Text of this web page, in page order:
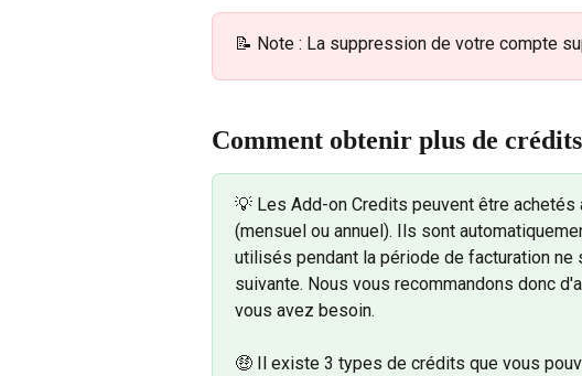
📝 Note : La suppression de votre compte
Comment obtenir plus de crédits
💡 Les Add-on Credits peuvent être
(mensuel ou annuel). Ils sont
utilisés pendant la période de facturation
suivante. Nous vous recommandons donc
vous avez besoin.
🤑 Il existe 3 types de crédits que vous